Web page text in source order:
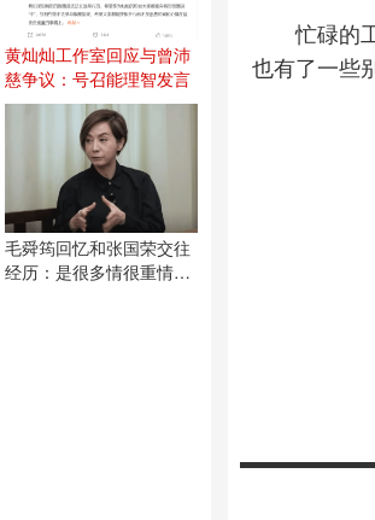
黄灿灿工作室回应与曾沛
慈争议：号召能理智发言
毛舜筠回忆和张国荣交往
经历：是很多情很重情的
忙碌的
也有了一些